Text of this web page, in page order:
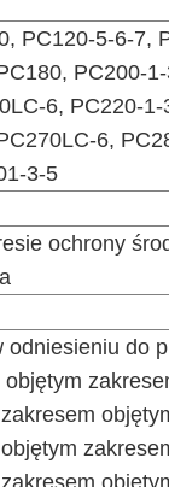
PC120-5-6-7,
PC200-
6, PC220-
6,
3-5
ochrony
odniesieniu do